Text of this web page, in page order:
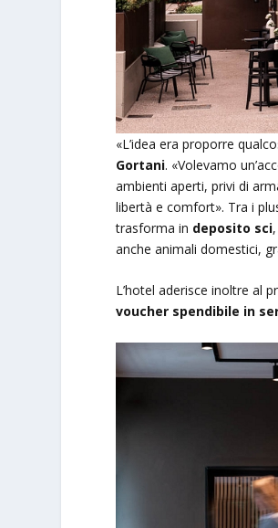
«L’idea era proporre
Gortani. «Volevamo
ambienti aperti, privi di
libertà e comfort». Tra i
trasforma in deposito sci
anche animali domestici,
L’hotel aderisce inoltre al
voucher spendibile in